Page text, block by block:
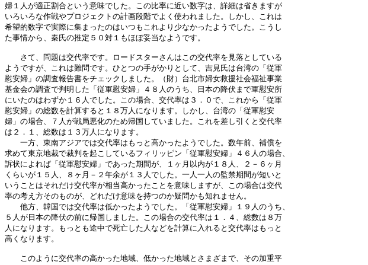
婦１人が適正割合という意味でした。この比率に近い数字は、詳細は省きますが
いろいろな作戦やプロジェクトの計画段階でよく使われました。しかし、これは
希望的数字で実際に集まったのはいつもこれより少なかったようでした。こうし
た事情から、秦氏の推定５０対１もほぼ妥当なようです。
さて、問題は交代率です。ロードスターさんはこの交代率を見落としている
ようですが、これは難問です。ひとつの手がかりとして、吉見氏は台湾の「従軍
慰安婦」の調査報告書をチェックしました。（財）台北市婦女救援社会福祉事業
基金会の調査で判明した「従軍慰安婦」４８人のうち、日本の降伏まで軍慰安所
にいたのはわずか１６人でした。この場合、交代率は３．０で、これから「従軍
慰安婦」の総数を計算すると１８万人になります。しかし、台湾の「従軍慰安
婦」の場合、７人が戦局悪化のため帰国していました。これを差し引くと交代率
は２．１、総数は１３万人になります。
一方、東南アジアでは交代率はもっと高かったようでした。数年前、補償を
求めて東京地裁で裁判を起こしているフィリッピン「従軍慰安婦」４６人の場合、
訴状によれば「従軍慰安婦」であった期間が、１ヶ月以内が１８人、２－６ヶ月
くらいが１５人、８ヶ月－２年余が１３人でした。一人一人の監禁期間が短いと
いうことはそれだけ交代率が相当高かったことを意味しますが、この場合は交代
率の考え方そのものが、どれだけ意味を持つのか疑問かも知れません。
他方、韓国では交代率は低かったようでした。「従軍慰安婦」１９人のうち、
５人が日本の降伏の前に帰国しました。この場合の交代率は１．４、総数は８万
人になります。もっとも途中で死亡した人などを計算に入れると交代率はもっと
高くなります。
このように交代率の高かった地域、低かった地域とさまざまで、その加重平